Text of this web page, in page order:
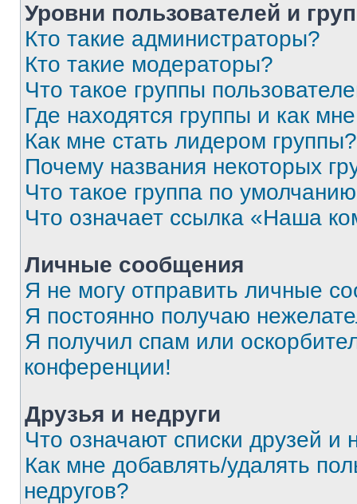
Уровни пользователей и
Кто такие администраторы?
Кто такие модераторы?
Что такое группы
Где находятся группы и как
Как мне стать лидером группы?
Почему названия некоторых
Что такое группа по
Что означает ссылка «Наша
Личные сообщения
Я не могу отправить личные
Я постоянно получаю
Я получил спам или
конференции!
Друзья и недруги
Что означают списки друзей и
Как мне добавлять/удалять
недругов?